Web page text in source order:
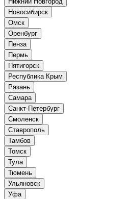
Новосибирск
Омск
Оренбург
Пенза
Пермь
Пятигорск
Республика Крым
Рязань
Самара
Санкт-Петербург
Смоленск
Ставрополь
Тамбов
Томск
Тула
Тюмень
Ульяновск
Уфа